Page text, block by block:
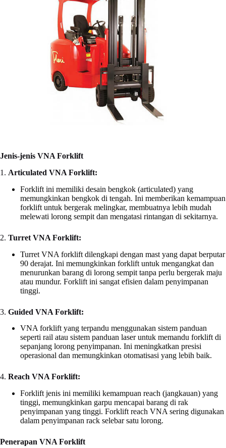
Jenis-jenis VNA Forklift
1. Articulated VNA Forklift:
Forklift ini memiliki desain bengkok (articulated) yang
memungkinkan bengkok di tengah. Ini memberikan kemampuan
forklift untuk bergerak melingkar, membuatnya lebih mudah
melewati lorong sempit dan mengatasi rintangan di sekitarnya.
2. Turret VNA Forklift:
Turret VNA forklift dilengkapi dengan mast yang dapat berputar
90 derajat. Ini memungkinkan forklift untuk mengangkat dan
menurunkan barang di lorong sempit tanpa perlu bergerak maju
atau mundur. Forklift ini sangat efisien dalam penyimpanan
tinggi.
3. Guided VNA Forklift:
VNA forklift yang terpandu menggunakan sistem panduan
seperti rail atau sistem panduan laser untuk memandu forklift di
sepanjang lorong penyimpanan. Ini meningkatkan presisi
operasional dan memungkinkan otomatisasi yang lebih baik.
4. Reach VNA Forklift:
Forklift jenis ini memiliki kemampuan reach (jangkauan) yang
tinggi, memungkinkan garpu mencapai barang di rak
penyimpanan yang tinggi. Forklift reach VNA sering digunakan
dalam penyimpanan rack selebar satu lorong.
Penerapan VNA Forklift